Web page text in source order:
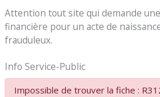
Attention tout site qui demande
financière pour un acte de
frauduleux.
Info Service-Public
Impossible de trouver la fiche :